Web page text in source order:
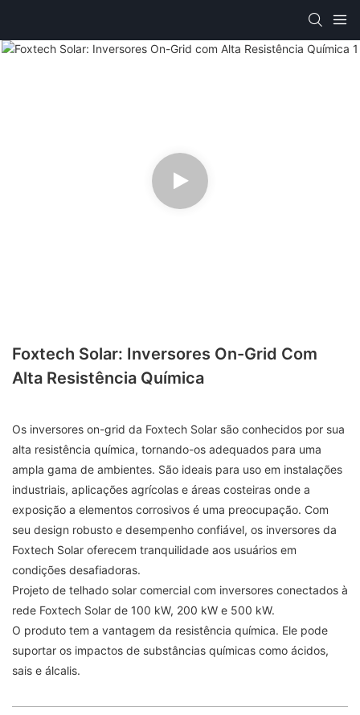
Foxtech Solar: Inversores On-Grid Com
Alta Resistência Química
Os inversores on-grid da Foxtech Solar são conhecidos por sua
alta resistência química, tornando-os adequados para uma
ampla gama de ambientes. São ideais para uso em instalações
industriais, aplicações agrícolas e áreas costeiras onde a
exposição a elementos corrosivos é uma preocupação. Com
seu design robusto e desempenho confiável, os inversores da
Foxtech Solar oferecem tranquilidade aos usuários em
condições desafiadoras.
Projeto de telhado solar comercial com inversores conectados à
rede Foxtech Solar de 100 kW, 200 kW e 500 kW.
O produto tem a vantagem da resistência química. Ele pode
suportar os impactos de substâncias químicas como ácidos,
sais e álcalis.